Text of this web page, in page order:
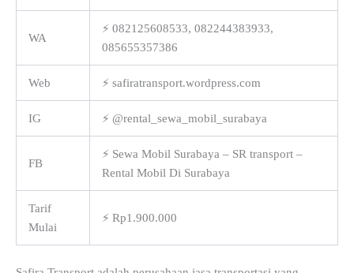
WA
⚡ 082125608533, 082244383933,
085655357386
Web ⚡ safiratransport.wordpress.com
IG ⚡ @rental_sewa_mobil_surabaya
FB
⚡ Sewa Mobil Surabaya – SR transport –
Rental Mobil Di Surabaya
Tarif
Mulai
⚡ Rp1.900.000